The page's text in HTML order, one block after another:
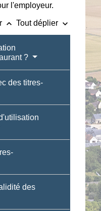
l'employeur.
keyboard_arrow_up Tout déplier keyboard_arrow_down
?
des titres-
des